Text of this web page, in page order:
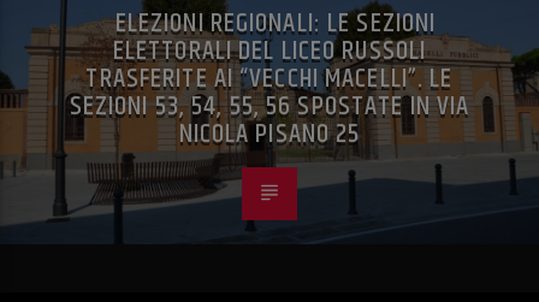
ELEZIONI REGIONALI: LE SEZIONI
ELETTORALI DEL LICEO RUSSOLI
TRASFERITE AI “VECCHI MACELLI”. LE
SEZIONI 53, 54, 55, 56 SPOSTATE IN VIA
NICOLA PISANO 25